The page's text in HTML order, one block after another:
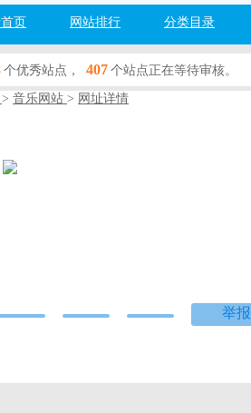
页 网站排行 分类目录
个优秀站点， 407 个站点正在等待审核。
> 音乐网站 > 网址详情
举报